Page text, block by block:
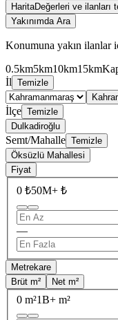
HaritaDeğerleri ve ilanları
Yakınımda Ara
Konumuna yakın ilanlar
0.5km5km10km15km
İl Temizle
İlçe Temizle
Dulkadiroğlu
Semt/Mahalle Temizle
Öksüzlü Mahallesi
Fiyat
0 ₺50M+ ₺
—
Metrekare
Brüt m²
Net m²
0 m²1B+ m²